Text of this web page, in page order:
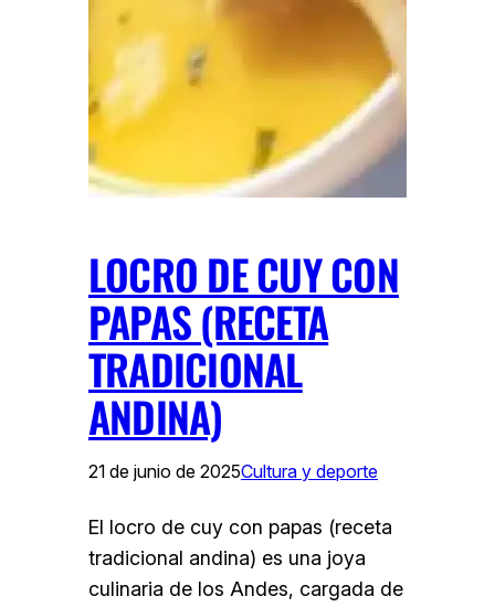
LOCRO DE CUY CON
PAPAS (RECETA
TRADICIONAL
ANDINA)
21 de junio de 2025Cultura y deporte
El locro de cuy con papas (receta
tradicional andina) es una joya
culinaria de los Andes, cargada de